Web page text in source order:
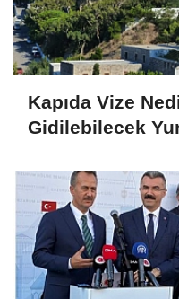
Kapıda Vize
Gidilebilecek